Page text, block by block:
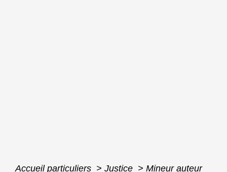
Accueil particuliers > Justice > Mineur auteur